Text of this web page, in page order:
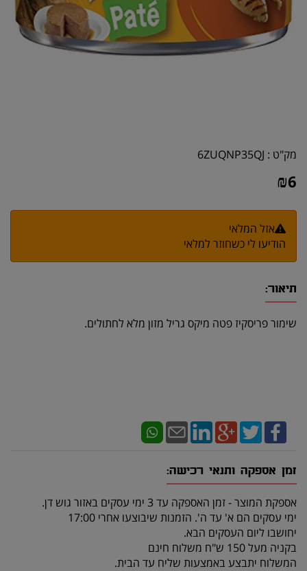
מק"ט : 6ZUQNP35QJ
₪6
אזל המלאי
הודיעו לי כשחוזר למלאי
תיאור:
שימור פריסקיז פטה מיקס גריל מזון מלא לחתולים.
זמן אספקה ותנאי רכישה:
אספקת המוצר - זמן האספקה עד 3 ימי עסקים באזור גוש דן.
ימי עסקים הם א' עד ה'. הזמנות שיבוצעו אחרי 17:00
יחושבו ליום העסקים הבא.
בקניה מעל 150 ש"ח משלוח חינם
המשלוח יתבצע באמצעות שליח עד הבית.